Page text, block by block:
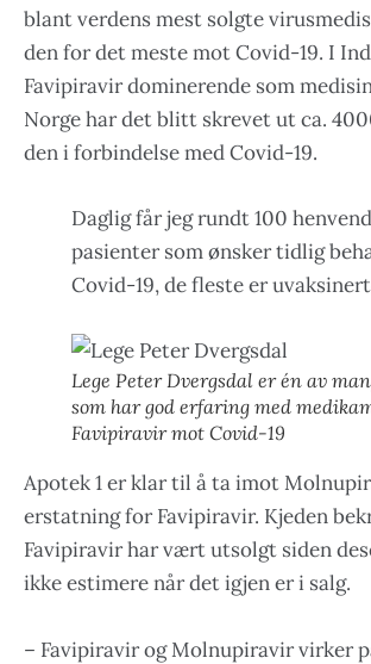
blant verdens mest solgte
den for det meste mot Covid-19. I
Favipiravir dominerende som
Norge har det blitt skrevet ut ca.
den i forbindelse med Covid-19.
Daglig får jeg rundt 100
pasienter som ønsker tidlig
Covid-19, de fleste er
Lege Peter Dvergsdal er én av
som har god erfaring med
Favipiravir mot Covid-19
Apotek 1 er klar til å ta imot
erstatning for Favipiravir. Kjeden
Favipiravir har vært utsolgt siden
ikke estimere når det igjen er i salg.
– Favipiravir og Molnupiravir virker